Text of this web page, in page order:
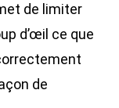
de limiter
d’œil ce que
de